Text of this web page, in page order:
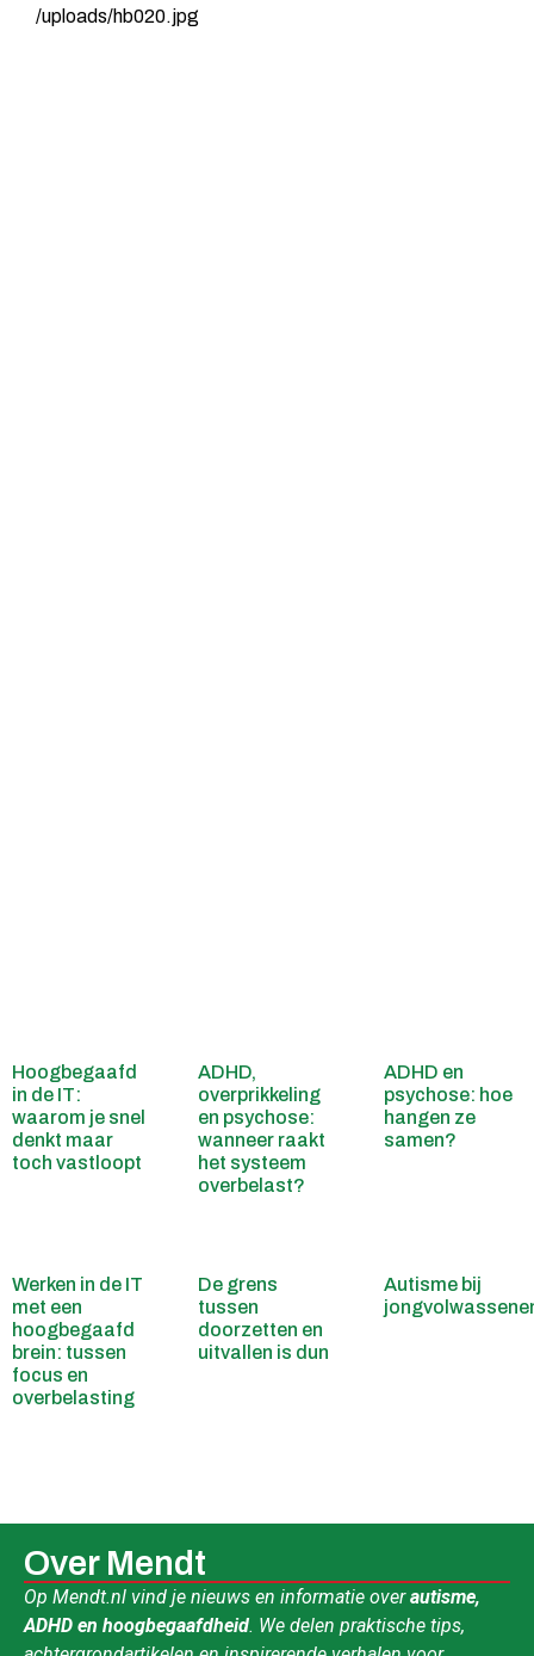
/uploads/hb020.jpg
Hoogbegaafd
in de IT:
waarom je snel
denkt maar
toch vastloopt
ADHD,
overprikkeling
en psychose:
wanneer raakt
het systeem
overbelast?
ADHD en
psychose: hoe
hangen ze
samen?
Werken in de IT
met een
hoogbegaafd
brein: tussen
focus en
overbelasting
De grens
tussen
doorzetten en
uitvallen is dun
Autisme bij
Over Mendt
Op Mendt.nl vind je nieuws en informatie overautisme,
ADHD en hoogbegaafdheid. We delen praktische tips,